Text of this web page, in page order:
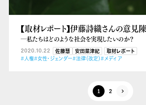
【取材レポート】伊藤詩織さんの意見
―私たちはどのような社会を実現したいのか？
2020.10.22 佐藤慧 安田菜津紀
取材レポート
#人権#女性・ジェンダー#法律（改定）#メディア
1 2